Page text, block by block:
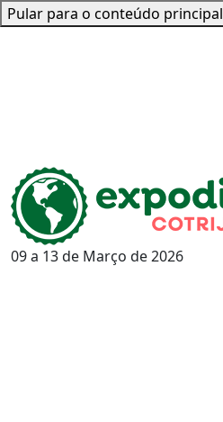
Powered by
Pular para o conteúdo principal
09 a 13 de Março de 2026